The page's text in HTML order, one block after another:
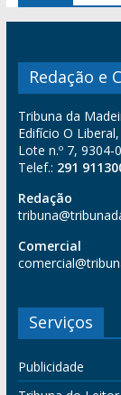
Redação e
Tribuna da
Edifício O
Lote n.º 7,
Telef.: 291
Redação
Comercial
Serviços
Publicidade